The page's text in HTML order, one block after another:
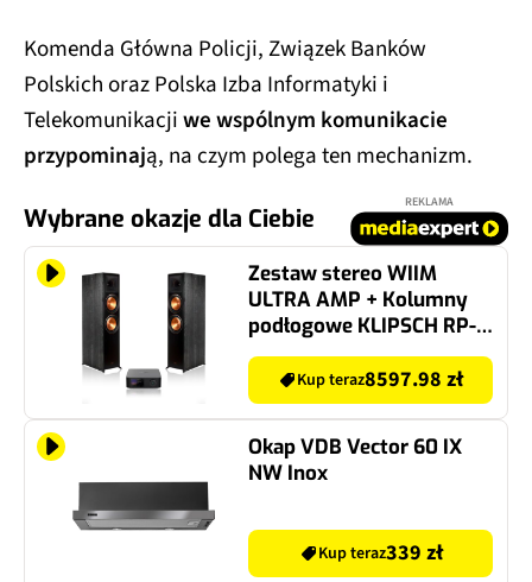
Komenda Główna Policji, Związek Banków
Polskich oraz Polska Izba Informatyki i
Telekomunikacjiwe wspólnym komunikacie
przypominają, na czym polega ten mechanizm.
Wybrane okazje dla Ciebie
REKLAMA
Zestaw stereo WIIM
ULTRA AMP + Kolumny
podłogowe KLIPSCH RP-
8000F (2 szt.) SZARY+CZ
Wi-Fi, HDMI ARC, Spotify,
Roon Ready, Ekran
dotykowy 3.5”, Equalizer
Kup teraz8597.98 zł
Okap VDB Vector 60 IX
NW Inox
Kup teraz339 zł